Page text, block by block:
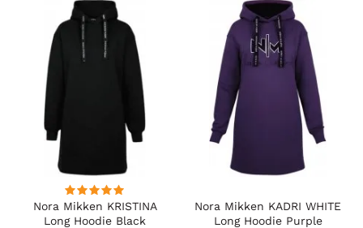
Nora Mikken KRISTINA
Long Hoodie Black
Nora Mikken KADRI WHITE
Long Hoodie Purple